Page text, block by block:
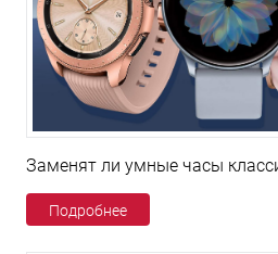
Заменят ли умные часы
Подробнее